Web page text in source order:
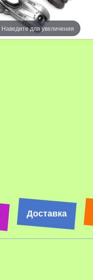
Наведите для увеличения
Доставка